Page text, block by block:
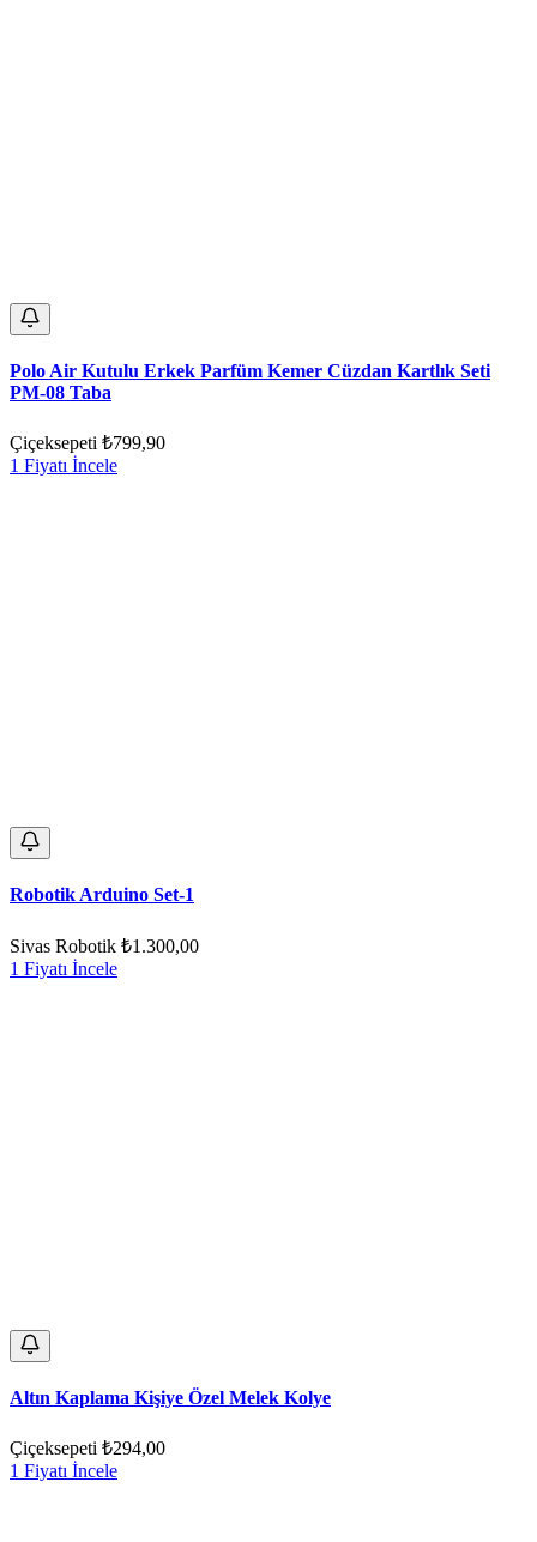
Polo Air Kutulu Erkek Parfüm Kemer Cüzdan Kartlık Seti
PM-08 Taba
Çiçeksepeti ₺799,90
1 Fiyatı İncele
Robotik Arduino Set-1
Sivas Robotik ₺1.300,00
1 Fiyatı İncele
Altın Kaplama Kişiye Özel Melek Kolye
Çiçeksepeti ₺294,00
1 Fiyatı İncele